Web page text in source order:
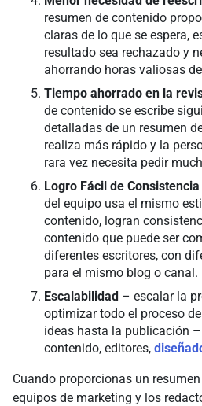
resumen de contenido
claras de lo que se espera,
resultado sea rechazado y
ahorrando horas valiosas
Tiempo ahorrado en la
de contenido se escribe
detalladas de un resumen
realiza más rápido y la
rara vez necesita pedir
Logro Fácil de Consistencia
del equipo usa el mismo
contenido, logran
contenido que puede ser
diferentes escritores, con
para el mismo blog o canal.
Escalabilidad – escalar la
optimizar todo el proceso
ideas hasta la publicación –
contenido, editores,
Cuando proporcionas un
equipos de marketing y los